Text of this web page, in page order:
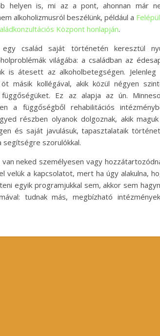
helyen is, mi az a pont, ahonnan már
alkoholizmusról beszélünk, például a
Központ honlapján.
család saját történetén keresztül
világába: a családban az
is átesett az alkoholbetegségen. Jelenleg
másik kollégával, akik közül négyen
Ez az alapja az ún.
a függőségből rehabilitációs
részben olyanok dolgoznak, akik
és saját javulásuk, tapasztalataik
segítségre szorulókkal.
neked személyesen vagy
velük a kapcsolatot, mert ha úgy alakulna,
egyik programjukkal sem, akkor sem
tudnak más, megbízható